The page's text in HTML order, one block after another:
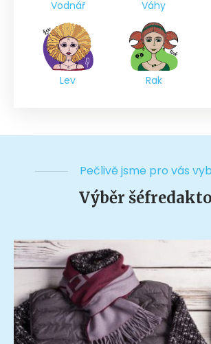
Vodnář Váhy
Lev Rak
Pečlivě jsme pro vás
Výběr